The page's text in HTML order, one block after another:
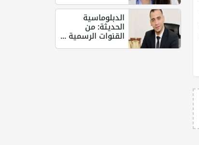
الدبلوماسية
الحديثة: من
القنوات الرسمية ...